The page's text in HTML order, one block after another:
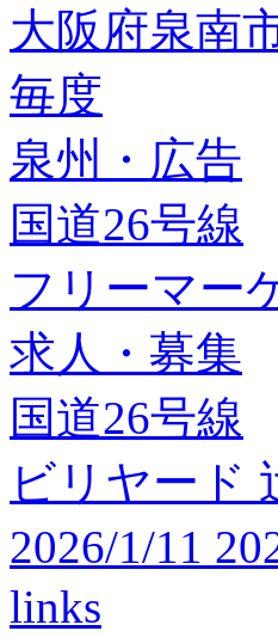
大阪府泉南
毎度
泉州・広告
国道26号線
フリーマー
求人・募集
国道26号線
ビリヤード
2026/1/11
links